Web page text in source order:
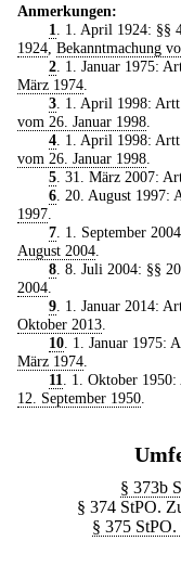
Anmerkungen:
1
. 1. April 1924: §§
1924 Bekanntmachung
2. 1. Januar 1975:
März 1974
3. 1. April 1998:
vom 26. Januar 1998
4. 1. April 1998:
vom 26. Januar 1998
5. 31. März 2007:
6. 20. August 1997:
1997
7. 1. September
August 2004
8. 8. Juli 2004: §§
2004
9. 1. Januar 2014:
Oktober 2013
10. 1. Januar 1975:
März 1974
11
. 1. Oktober
12. September 1950
§ 373b
§ 374 StPO.
§ 375